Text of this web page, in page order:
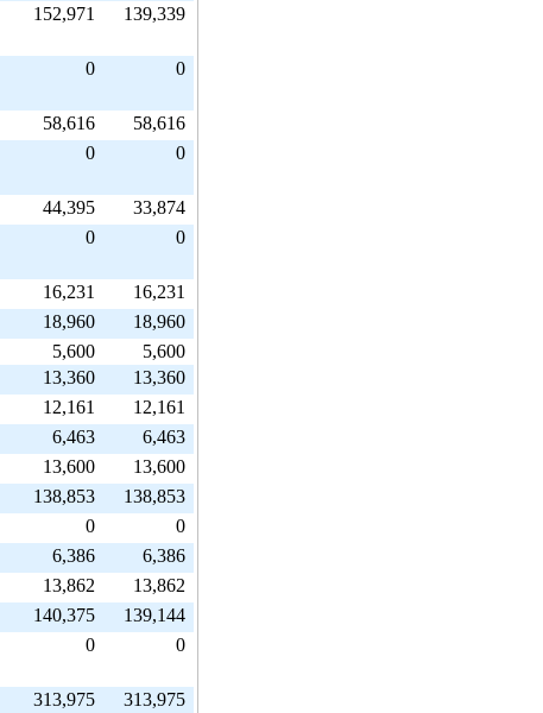
152,971 139,339
0 0
58,616
58,616
0 0
44,395
33,874
0 0
16,231
16,231
18,960
18,960
5,600
5,600
13,360
13,360
12,161
12,161
6,463
6,463
13,600
13,600
138,853
138,853
0
0
6,386
6,386
13,862
13,862
140,375
139,144
0 0
313,975
313,975